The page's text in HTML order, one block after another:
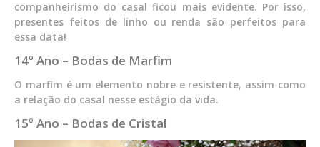
companheirismo do casal ficou mais evidente. Por isso,
presentes feitos de linho ou renda são perfeitos para
essa data!
14º Ano – Bodas de Marfim
O marfim é um elemento nobre e resistente, assim como
a relação do casal nesse estágio da vida.
15º Ano – Bodas de Cristal